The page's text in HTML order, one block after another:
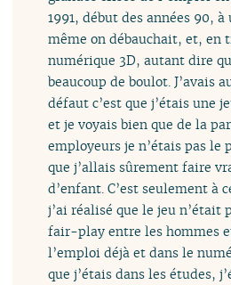
1991, début des années 90,
même on débauchait, et, en
numérique 3D, autant dire
beaucoup de boulot. J’avais
défaut c’est que j’étais une
et je voyais bien que de la
employeurs je n’étais pas le
que j’allais sûrement faire
d’enfant. C’est seulement à
j’ai réalisé que le jeu n’était
fair-play entre les hommes
l’emploi déjà et dans le
que j’étais dans les études,